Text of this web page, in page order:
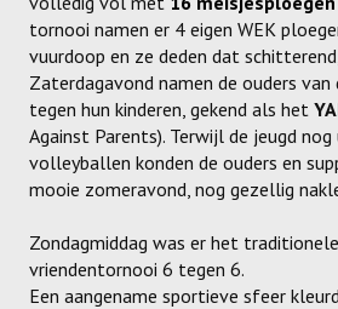
Meisjes U13-B
Meisjes U13-C
Jongens U15
Meisjes U15-A
Meisjes U15-B
Jongens U17
tornooi namen er 4 eigen WEK
vuurdoop en ze deden dat
Zaterdagavond namen de ouders
tegen hun kinderen, gekend als het
Against Parents). Terwijl de jeugd
volleyballen konden de ouders en
mooie zomeravond, nog gezellig
Zondagmiddag was er het
vriendentornooi 6 tegen 6.
Een aangename sportieve sfeer